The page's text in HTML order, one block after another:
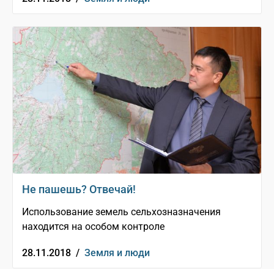
Не пашешь? Отвечай!
Использование земель сельхозназначения
находится на особом контроле
28.11.2018 / Земля и люди